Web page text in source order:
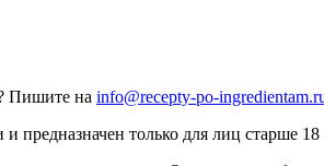
Пишите на info@recepty-po-
только для лиц старше 18